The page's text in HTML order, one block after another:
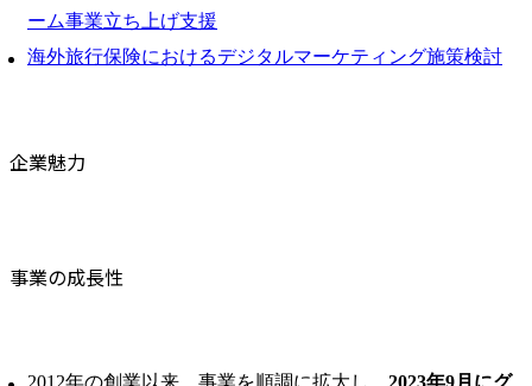
ーム事業立ち上げ支援
海外旅行保険におけるデジタルマーケティング施策検討
企業魅力
事業の成長性